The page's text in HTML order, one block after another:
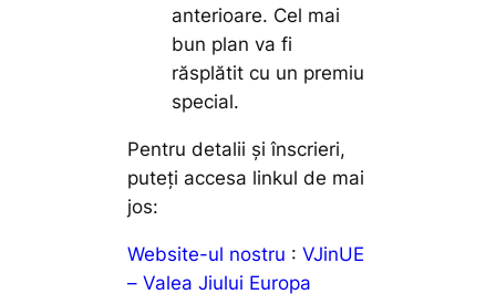
anterioare. Cel mai
bun plan va fi
răsplătit cu un premiu
special.
Pentru detalii și înscrieri,
puteți accesa linkul de mai
jos:
Website-ul nostru :VJinUE
– Valea Jiului Europa